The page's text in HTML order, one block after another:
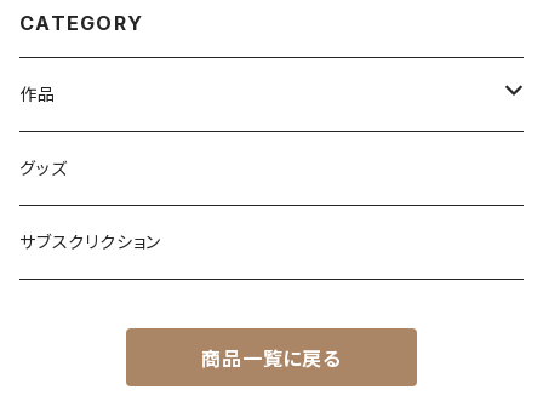
CATEGORY
作品
原画
複製画
グッズ
サブスクリクション
商品一覧に戻る